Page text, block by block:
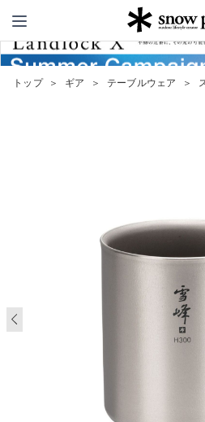
Snow
トップ ＞ ギア ＞ テーブルウェア ＞